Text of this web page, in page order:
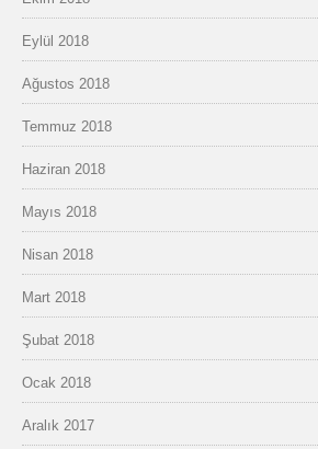
Eylül 2018
Ağustos 2018
Temmuz 2018
Haziran 2018
Mayıs 2018
Nisan 2018
Mart 2018
Şubat 2018
Ocak 2018
Aralık 2017